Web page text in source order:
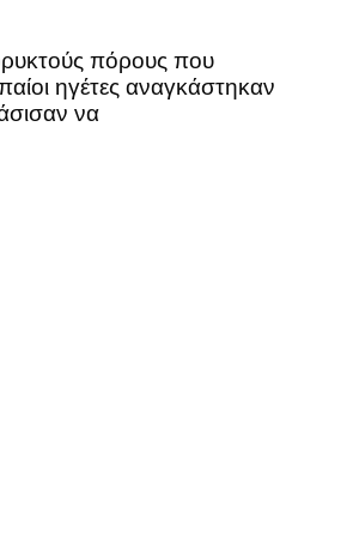
πόρους που
ηγέτες αναγκάστηκαν
να